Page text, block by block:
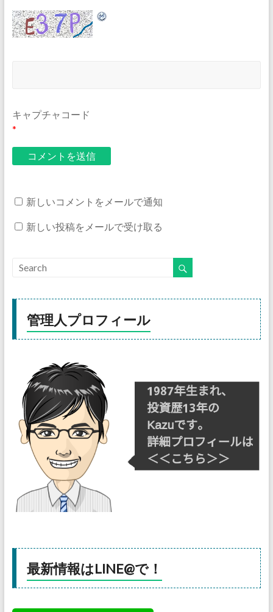
キャプチャコード
*
新しいコメントをメールで通知
新しい投稿をメールで受け取る
管理人プロフィール
最新情報はLINE@で！